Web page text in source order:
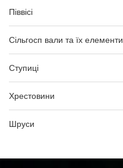
Піввісі
Сільгосп вали та їх елементи
Ступиці
Хрестовини
Шруси